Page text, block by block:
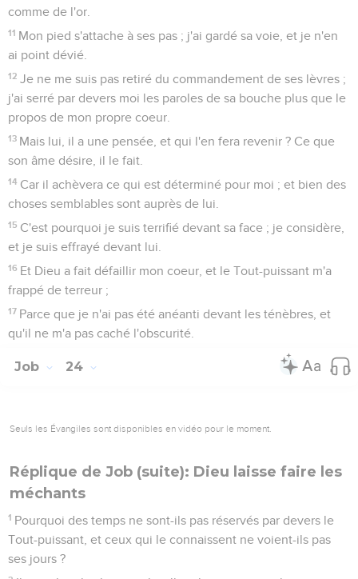
comme de l'or.
11 Mon pied s'attache à ses pas ; j'ai gardé sa voie, et je n'en
ai point dévié.
12 Je ne me suis pas retiré du commandement de ses lèvres ;
j'ai serré par devers moi les paroles de sa bouche plus que le
propos de mon propre coeur.
13 Mais lui, il a une pensée, et qui l'en fera revenir ? Ce que
son âme désire, il le fait.
14 Car il achèvera ce qui est déterminé pour moi ; et bien des
choses semblables sont auprès de lui.
15 C'est pourquoi je suis terrifié devant sa face ; je considère,
et je suis effrayé devant lui.
16 Et Dieu a fait défaillir mon coeur, et le Tout-puissant m'a
frappé de terreur ;
17 Parce que je n'ai pas été anéanti devant les ténèbres, et
qu'il ne m'a pas caché l'obscurité.
Job 24
Seuls les Évangiles sont disponibles en vidéo pour le moment.
Réplique de Job (suite): Dieu laisse faire les
méchants
1 Pourquoi des temps ne sont-ils pas réservés par devers le
Tout-puissant, et ceux qui le connaissent ne voient-ils pas
ses jours ?